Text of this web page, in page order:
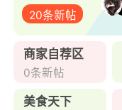
20条新帖
商家自荐区
0条新帖
美食天下